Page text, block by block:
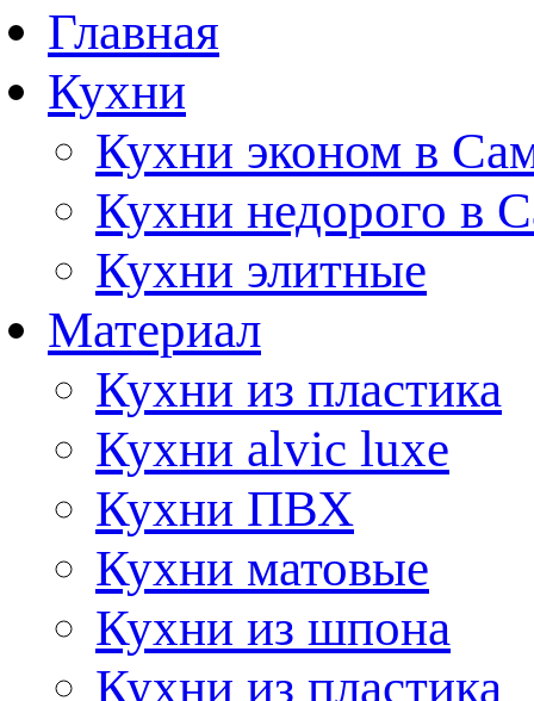
Главная
Кухни
Кухни эконом в
Кухни недорого в
Кухни элитные
Материал
Кухни из пластика
Кухни alvic luxe
Кухни ПВХ
Кухни матовые
Кухни из шпона
Кухни из пластика